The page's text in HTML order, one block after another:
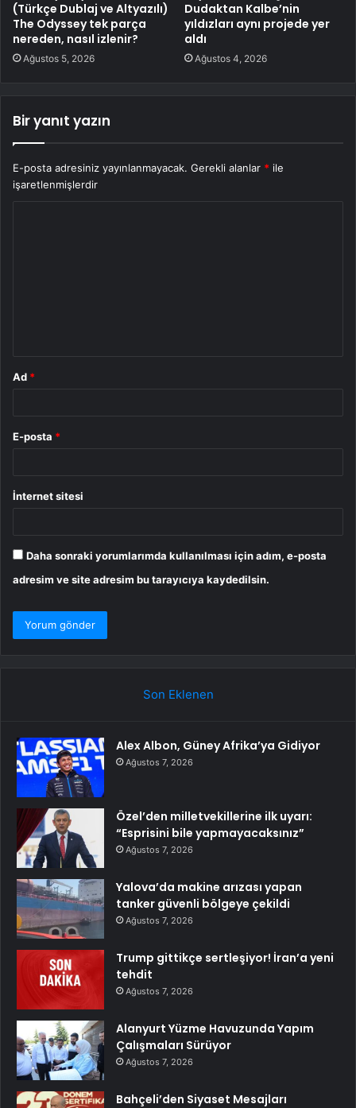
(Türkçe Dublaj ve Altyazılı)
The Odyssey tek parça
nereden, nasıl izlenir?
Ağustos 5, 2026
Dudaktan Kalbe’nin
yıldızları aynı projede yer
aldı
Ağustos 4, 2026
Bir yanıt yazın
E-posta adresiniz yayınlanmayacak. Gerekli alanlar * ile
işaretlenmişlerdir
Ad *
E-posta *
İnternet sitesi
Daha sonraki yorumlarımda kullanılması için adım, e-posta
adresim ve site adresim bu tarayıcıya kaydedilsin.
Son Eklenen
Alex Albon, Güney Afrika’ya Gidiyor
Ağustos 7, 2026
Özel’den milletvekillerine ilk uyarı:
“Esprisini bile yapmayacaksınız”
Ağustos 7, 2026
Yalova’da makine arızası yapan
tanker güvenli bölgeye çekildi
Ağustos 7, 2026
Trump gittikçe sertleşiyor! İran’a yeni
tehdit
Ağustos 7, 2026
Alanyurt Yüzme Havuzunda Yapım
Çalışmaları Sürüyor
Ağustos 7, 2026
Bahçeli’den Siyaset Mesajları